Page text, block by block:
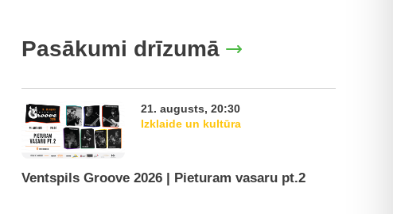
Pasākumi drīzumā
21. augusts, 20:30
Izklaide un kultūra
Ventspils Groove 2026 | Pieturam vasaru pt.2